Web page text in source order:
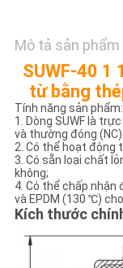
SƠ
ĐỒ
TRANG
WEB
CHÍNH
SÁCH
BẢO
MẬT
Mô tả sản phẩm
SUWF-40 1
từ bằng
Tính năng sản phẩm:
1. Dòng SUWF là
và thường đóng
2. Có thể hoạt động
3. Có sẵn loại chất
không;
4. Có thể chấp
và EPDM (130 ℃)
Kích thước